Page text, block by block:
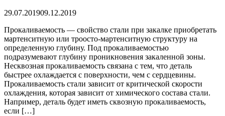
29.07.201909.12.2019
Прокаливаемость — свойство стали при закалке приобретать
мартенситную или троосто-мартенситную структуру на
определенную глубину. Под прокаливаемостью
подразумевают глубину проникновения закаленной зоны.
Несквозная прокаливаемость связана с тем, что деталь
быстрее охлаждается с поверхности, чем с сердцевины.
Прокаливаемость стали зависит от критической скорости
охлаждения, которая зависит от химического состава стали.
Например, деталь будет иметь сквозную прокаливаемость,
если […]